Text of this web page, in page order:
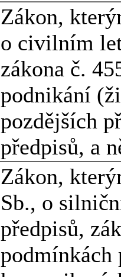
Zákon,
o civilním
zákona č.
podnikání
pozdějších
předpisů, a
Zákon,
Sb., o
předpisů,
podmínkách